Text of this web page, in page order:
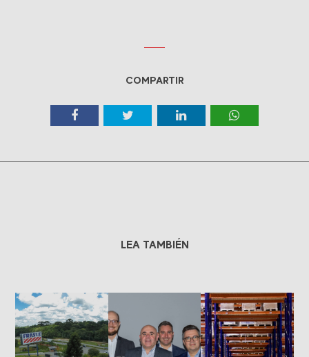
COMPARTIR
LEA TAMBIÉN